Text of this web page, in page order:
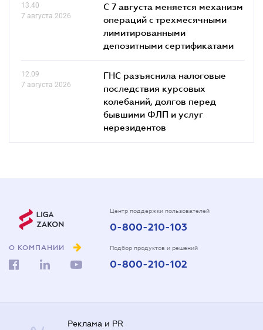
13.40
7 августа 2026
С 7 августа меняется механизм
операций с трехмесячными
лимитированными
депозитными сертификатами
12.09
7 августа 2026
ГНС разъяснила налоговые
последствия курсовых
колебаний, долгов перед
бывшими ФЛП и услуг
нерезидентов
О КОМПАНИИ
Центр поддержки пользователей
0-800-210-103
Подбор продуктов и решений
0-800-210-102
Реклама и PR